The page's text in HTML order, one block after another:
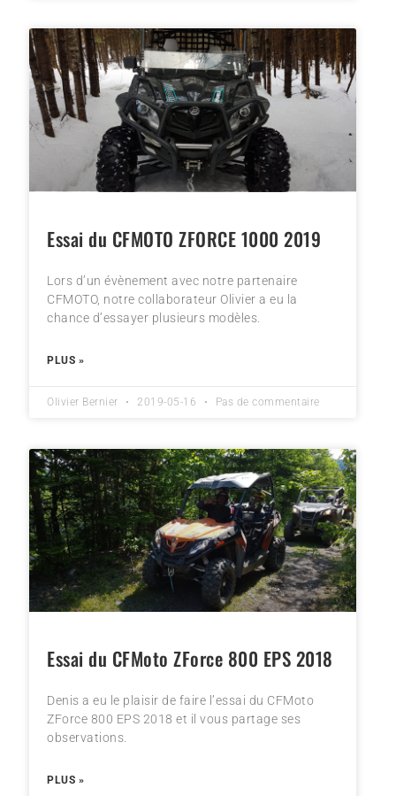
Essai du CFMOTO ZFORCE 1000 2019
Lors d’un évènement avec notre partenaire
CFMOTO, notre collaborateur Olivier a eu la
chance d’essayer plusieurs modèles.
PLUS »
Olivier Bernier 2019-05-16 Pas de commentaire
Essai du CFMoto ZForce 800 EPS 2018
Denis a eu le plaisir de faire l’essai du CFMoto
ZForce 800 EPS 2018 et il vous partage ses
observations.
PLUS »